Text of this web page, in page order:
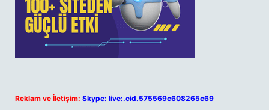
Reklam ve İletişim: Skype: live:.cid.575569c608265c69